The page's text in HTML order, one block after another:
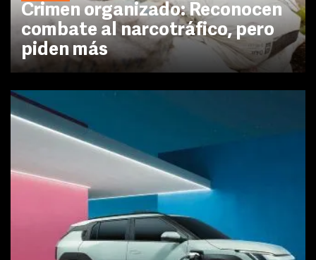
Crimen organizado: Reconocen
combate al narcotráfico, pero
piden más